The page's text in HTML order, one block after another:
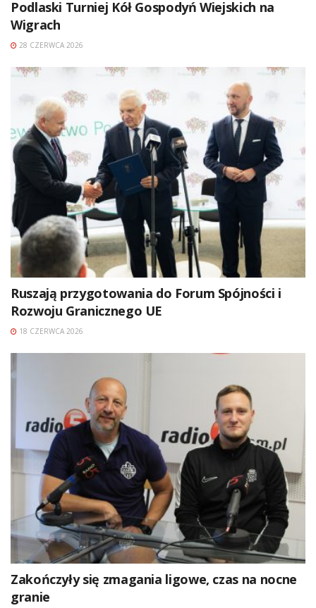
Podlaski Turniej Kół Gospodyń Wiejskich na
Wigrach
28 CZERWCA 2026
Ruszają przygotowania do Forum Spójności i
Rozwoju Granicznego UE
18 CZERWCA 2026
Zakończyły się zmagania ligowe, czas na nocne
granie